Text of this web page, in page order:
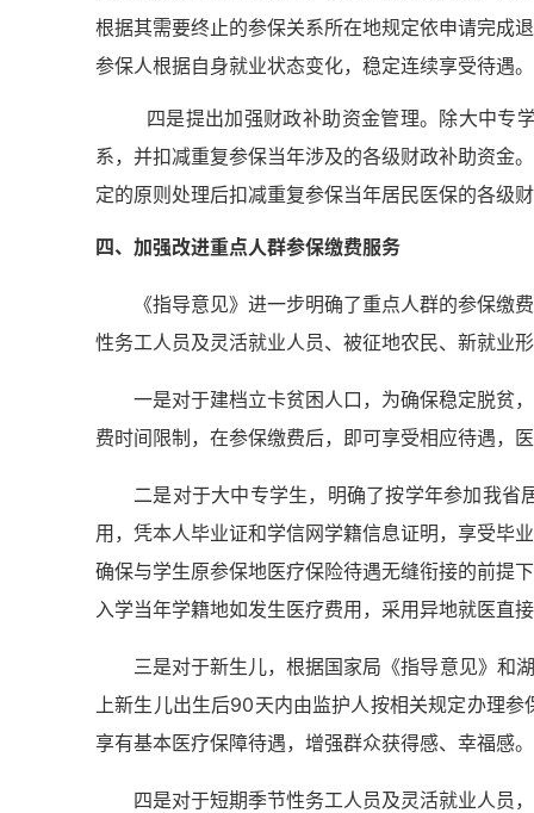
根据其需要终止的参保关系所在地规定依申请完成
参保人根据自身就业状态变化，稳定连续享受待遇
四是提出加强财政补助资金管理。除大中专
系，并扣减重复参保当年涉及的各级财政补助资金
定的原则处理后扣减重复参保当年居民医保的各级
四、加强改进重点人群参保缴费服务
《指导意见》进一步明确了重点人群的参保
性务工人员及灵活就业人员、被征地农民、新就业
一是对于建档立卡贫困人口，为确保稳定脱贫
费时间限制，在参保缴费后，即可享受相应待遇，
二是对于大中专学生，明确了按学年参加我省
用， 凭本人毕业证和学信网学籍信息证明， 享受毕业
确保与学生原参保地医疗保险待遇无缝衔接的前提
入学当年学籍地如发生医疗费用，采用异地就医直
三是对于新生儿，根据国家局《指导意见》和
上新生儿出生后90天内由监护人按相关规定办理
享有基本医疗保障待遇，增强群众获得感、幸福感。
四是对于短期季节性务工人员及灵活就业人员